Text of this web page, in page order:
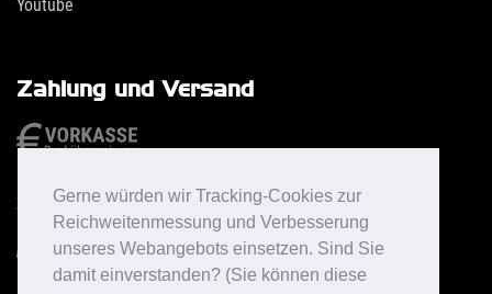
Gerne würden wir Tracking-Cookies zur
Reichweitenmessung und Verbesserung
unseres Webangebots einsetzen. Sind Sie
damit einverstanden? (Sie können diese
Youtube
Zahlung und Versand